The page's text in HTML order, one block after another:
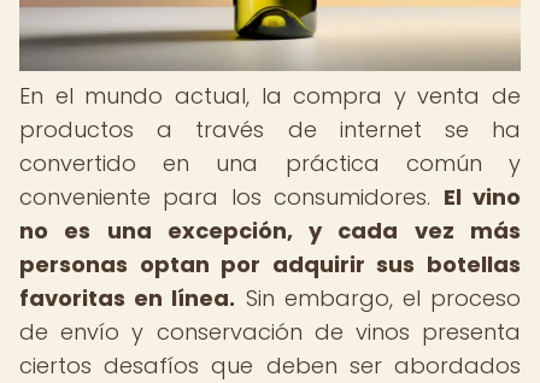
En el mundo actual, la compra y venta de
productos a través de internet se ha
convertido en una práctica común y
conveniente para los consumidores. El vino
no es una excepción, y cada vez más
personas optan por adquirir sus botellas
favoritas en línea. Sin embargo, el proceso
de envío y conservación de vinos presenta
ciertos desafíos que deben ser abordados